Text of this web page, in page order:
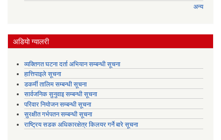
अन्य
अडियाे ग्यालरी
व्यक्तिगत घटना दर्ता अभियान सम्बन्धी सूचना
हात्तिपाइले सूचना
डकर्मी तालिम सम्बन्धी सूचना
सार्वजनिक सुनुवाइ सम्बन्धी सूचना
परिवार नियोजन सम्बन्धी सूचना
सुरक्षीत गर्भपतन सम्बन्धी सूचना
राष्ट्रिय सडक अधिकारक्षेत्र किलयर गर्ने बारे सूचना